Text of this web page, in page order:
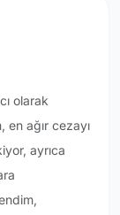
olarak
en ağır cezayı
ayrıca